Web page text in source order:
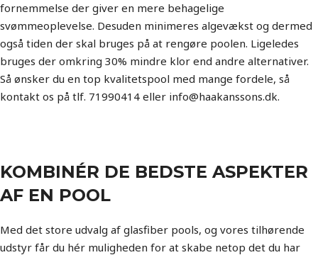
fornemmelse der giver en mere behagelige
svømmeoplevelse. Desuden minimeres algevækst og dermed
også tiden der skal bruges på at rengøre poolen. Ligeledes
bruges der omkring 30% mindre klor end andre alternativer.
Så ønsker du en top kvalitetspool med mange fordele, så
kontakt os på tlf. 71990414 eller info@haakanssons.dk.
KOMBINÉR DE BEDSTE ASPEKTER
AF EN POOL
Med det store udvalg af glasfiber pools, og vores tilhørende
udstyr får du hér muligheden for at skabe netop det du har